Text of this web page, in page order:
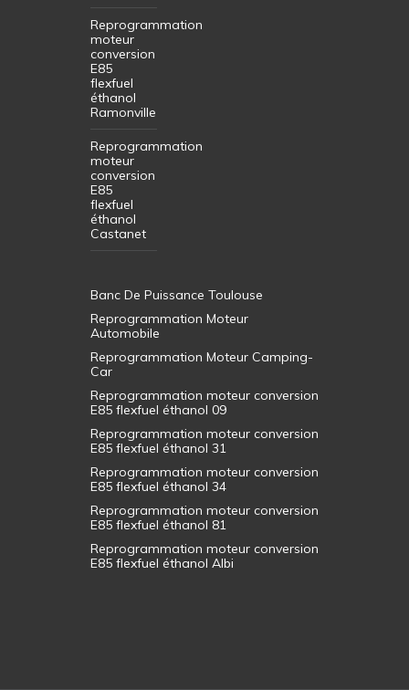
Reprogrammation
moteur
conversion
E85
flexfuel
éthanol
Ramonville
Reprogrammation
moteur
conversion
E85
flexfuel
éthanol
Castanet
Banc De Puissance Toulouse
Reprogrammation Moteur
Automobile
Reprogrammation Moteur Camping-
Car
Reprogrammation moteur conversion
E85 flexfuel éthanol 09
Reprogrammation moteur conversion
E85 flexfuel éthanol 31
Reprogrammation moteur conversion
E85 flexfuel éthanol 34
Reprogrammation moteur conversion
E85 flexfuel éthanol 81
Reprogrammation moteur conversion
E85 flexfuel éthanol Albi